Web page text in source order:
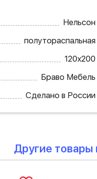
Нельсон
полутораспальная
120х200
Браво Мебель
Сделано в России
Другие товары